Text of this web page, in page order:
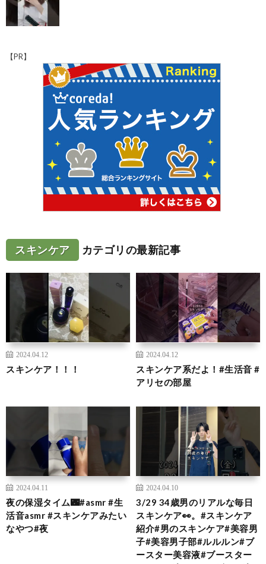
【PR】
スキンケア カテゴリの最新記事
2024.04.12
スキンケア！！！
2024.04.12
スキンケア系だよ！#生活音 #
アリセの部屋
2024.04.11
夜の保湿タイム🌃#asmr #生
活音asmr #スキンケアみたい
なやつ#夜
2024.04.10
3/29 34歳男のリアルな毎日
スキンケア👀。#スキンケア
紹介#男のスキンケア#美容男
子#美容男子部#ルルルン#ブ
ースター美容液#ブースター